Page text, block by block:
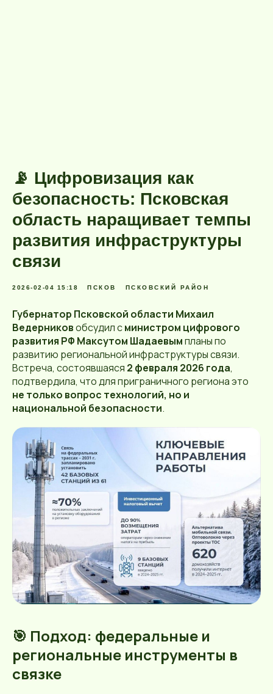
📡 Цифровизация как
безопасность: Псковская
область наращивает темпы
развития инфраструктуры
связи
2026-02-04 15:18 ПСКОВ ПСКОВСКИЙ РАЙОН
Губернатор Псковской области Михаил
Ведерниковобсудил сминистром цифрового
развития РФ Максутом Шадаевымпланы по
развитию региональной инфраструктуры связи.
Встреча, состоявшаяся 2 февраля 2026 года,
подтвердила, что для приграничного региона это
не только вопрос технологий, но и
национальной безопасности.
🎯 Подход: федеральные и
региональные инструменты в
связке